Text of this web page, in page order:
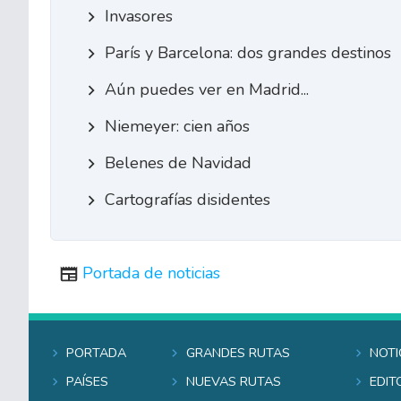
Invasores
París y Barcelona: dos grandes destinos
Aún puedes ver en Madrid...
Niemeyer: cien años
Belenes de Navidad
Cartografías disidentes
Portada de noticias
Portada
Países
Grandes rutas
Nuevas rutas